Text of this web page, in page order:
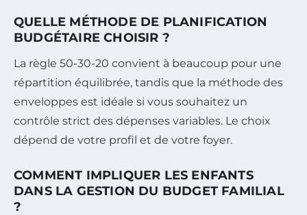
QUELLE MÉTHODE DE PLANIFICATION
BUDGÉTAIRE CHOISIR ?
La règle 50-30-20 convient à beaucoup pour une
répartition équilibrée, tandis que la méthode des
enveloppes est idéale si vous souhaitez un
contrôle strict des dépenses variables. Le choix
dépend de votre profil et de votre foyer.
COMMENT IMPLIQUER LES ENFANTS
DANS LA GESTION DU BUDGET FAMILIAL
?